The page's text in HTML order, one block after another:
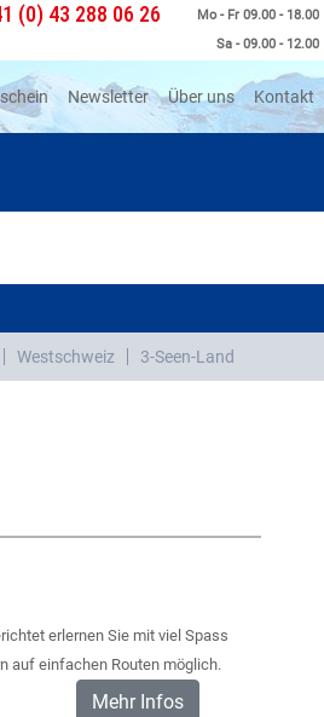
Mo - Fr 09.00 - 18.00
Sa - 09.00 - 12.00
(0) 43 288 06 26
Newsletter Über uns Kontakt
Westschweiz 3-Seen-Land
erlernen Sie mit viel Spass
auf einfachen Routen möglich.
Mehr Infos